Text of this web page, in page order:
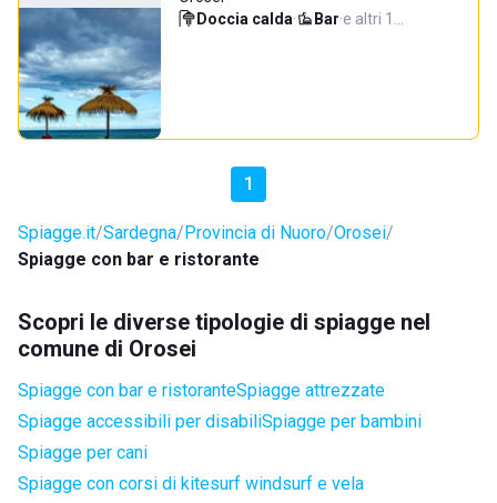
Doccia calda· Bar·e altri 1…
1
Spiagge.it Sardegna Provincia di Nuoro Orosei
Spiagge con bar e ristorante
Scopri le diverse tipologie di spiagge nel
comune di Orosei
Spiagge con bar e ristoranteSpiagge attrezzate
Spiagge accessibili per disabiliSpiagge per bambini
Spiagge per cani
Spiagge con corsi di kitesurf windsurf e vela